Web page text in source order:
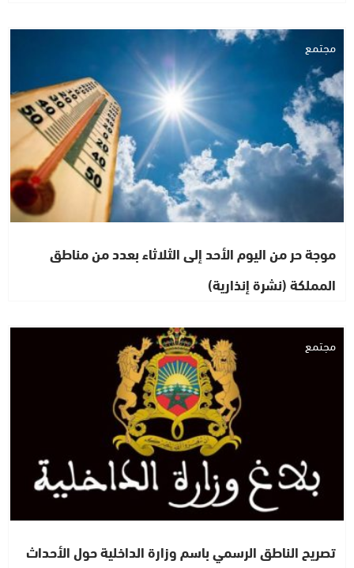
مجتمع
موجة حر من اليوم الأحد إلى الثلاثاء بعدد من مناطق
المملكة (نشرة إنذارية)
مجتمع
تصريح الناطق الرسمي باسم وزارة الداخلية حول الأحداث